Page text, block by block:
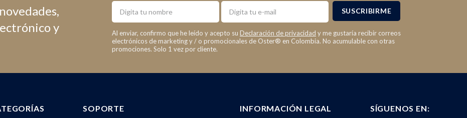
y
Nombre Email
SUSCRIBIRME
Al enviar, confirmo que he leído y acepto su Declaración de privacidad y me gustaría recibir correos
electrónicos de marketing y / o promocionales de Oster® en Colombia. No acumulable con otras
promociones. Solo 1 vez por cliente.
SOPORTE INFORMACIÓN LEGAL SÍGUENOS EN: